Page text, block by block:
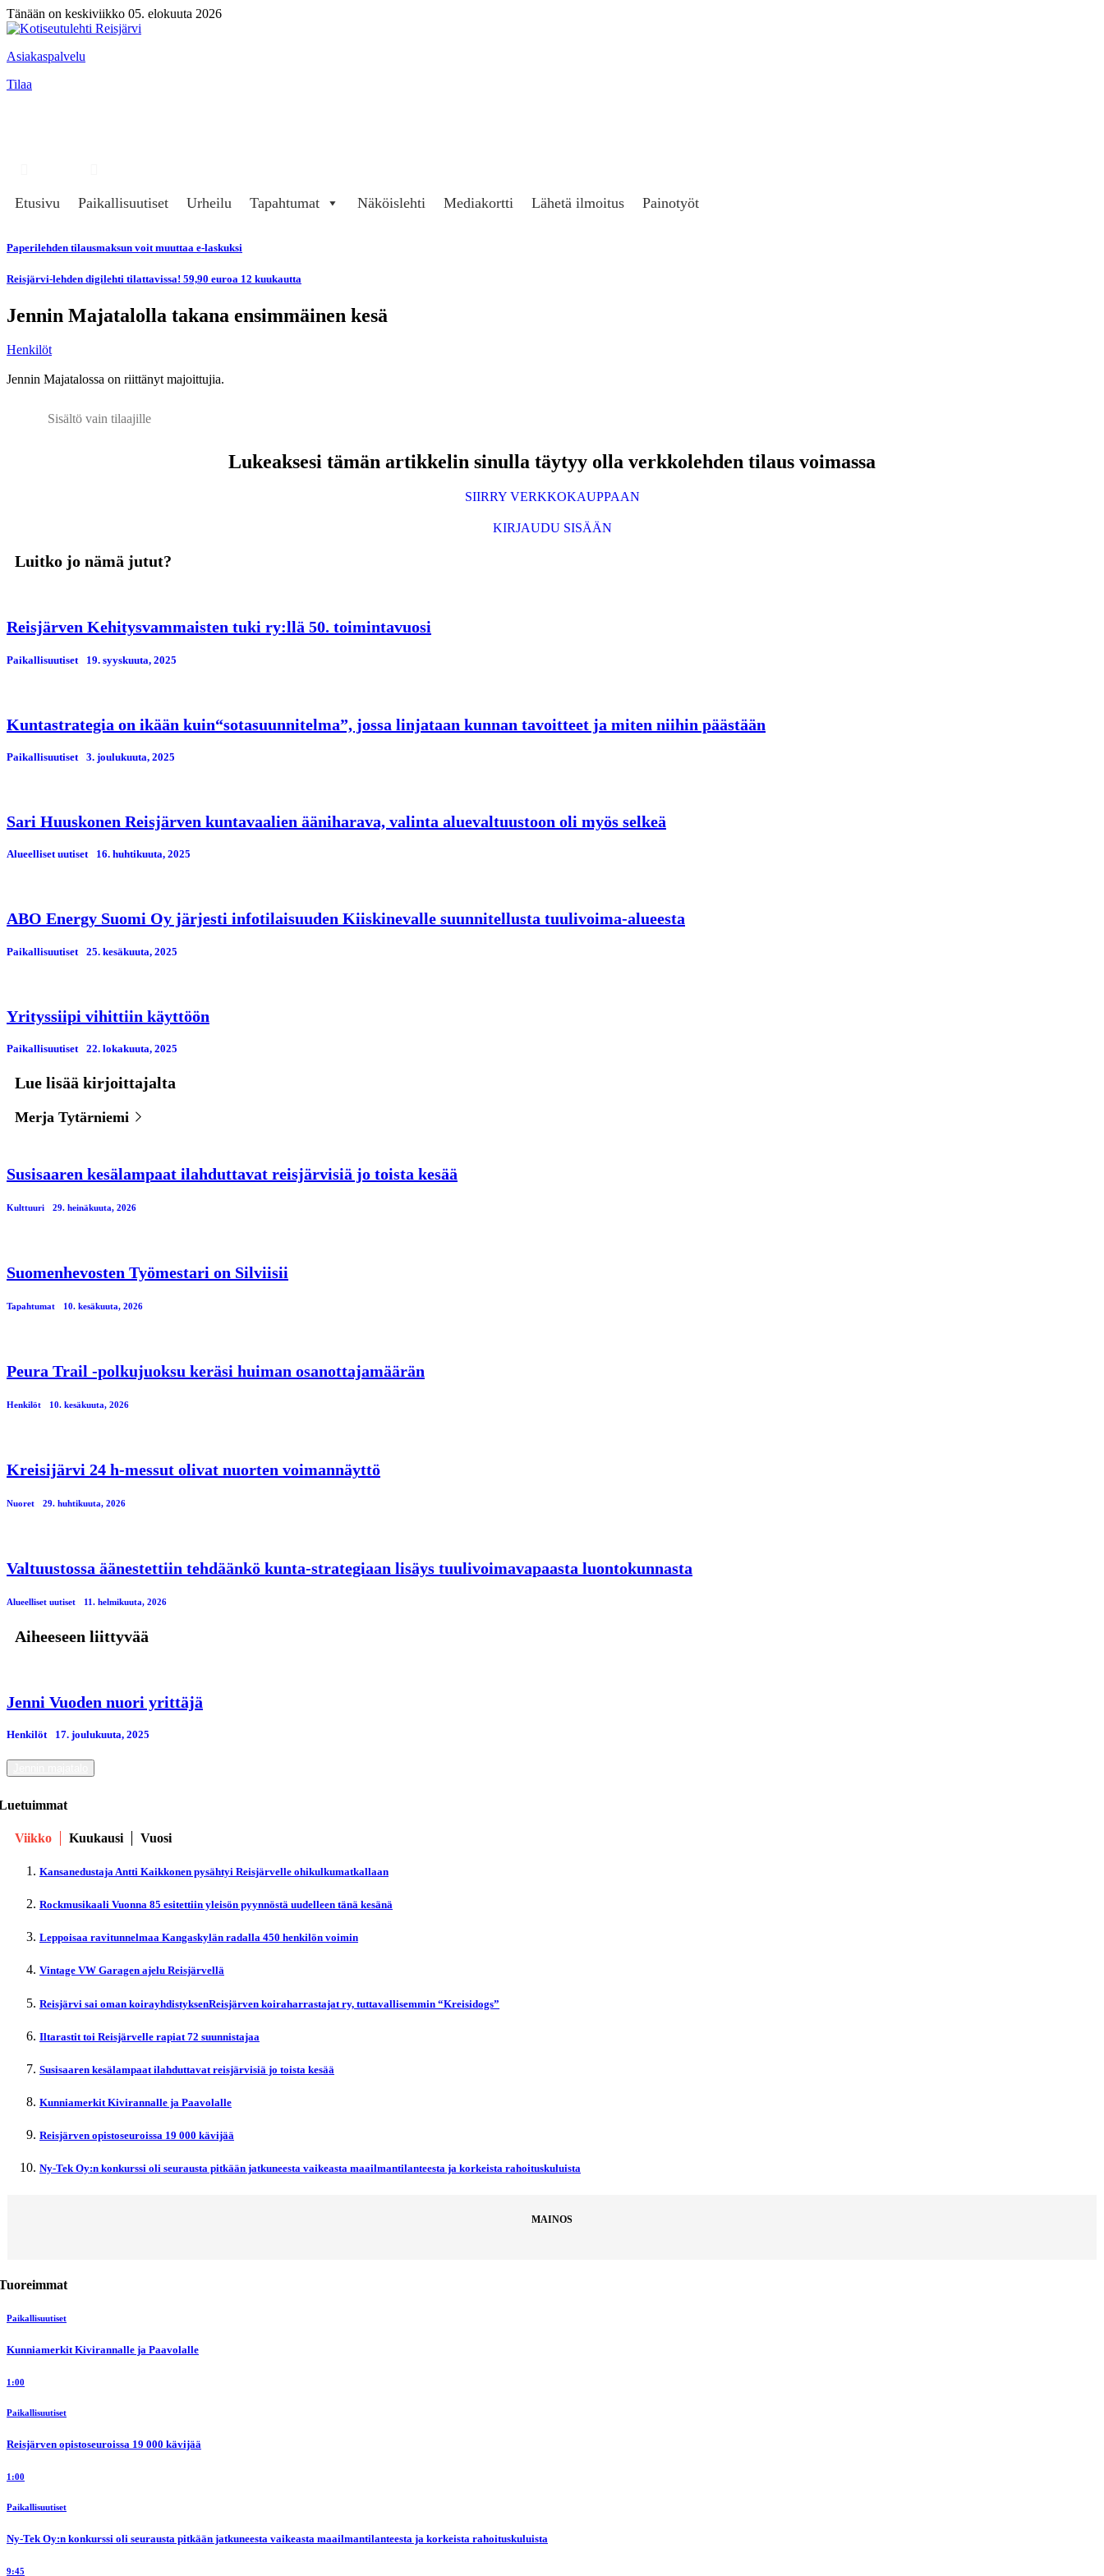
Tänään on keskiviikko 05. elokuuta 2026
Asiakaspalvelu
Tilaa
Etusivu
Paikallisuutiset Urheilu Tapahtumat Näköislehti Mediakortti Lähetä ilmoitus Painotyöt
Paperilehden tilausmaksun voit muuttaa e-laskuksi
Reisjärvi-lehden digilehti tilattavissa! 59,90 euroa 12 kuukautta
Jennin Majatalolla takana ensimmäinen kesä
Henkilöt
Jennin Majatalossa on riittänyt majoittujia.
Sisältö vain tilaajille
Lukeaksesi tämän artikkelin sinulla täytyy olla verkkolehden tilaus voimassa
SIIRRY VERKKOKAUPPAAN
KIRJAUDU SISÄÄN
Luitko jo nämä jutut?
Reisjärven Kehitysvammaisten tuki ry:llä 50. toimintavuosi
Paikallisuutiset 19. syyskuuta, 2025
Kuntastrategia on ikään kuin“sotasuunnitelma”, jossa linjataan kunnan tavoitteet ja miten niihin päästään
Paikallisuutiset 3. јoulukuuta, 2025
Sari Huuskonen Reisjärven kuntavaalien ääniharava, valinta aluevaltuustoon oli myös selkeä
Alueelliset uutiset 16. huhtikuuta, 2025
ABO Energy Suomi Oy järjesti infotilaisuuden Kiiskinevalle suunnitellusta tuulivoima-alueesta
Paikallisuutiset 25. kesäkuuta, 2025
Yrityssiipi vihittiin käyttöön
Paikallisuutiset 22. lokakuuta, 2025
Lue lisää kirjoittajalta
Merja Tytärniemi
Susisaaren kesälampaat ilahduttavat reisjärvisiä jo toista kesää
Kulttuuri 29. heinäkuuta, 2026
Suomenhevosten Työmestari on Silviisii
Tapahtumat 10. kesäkuuta, 2026
Peura Trail -polkujuoksu keräsi huiman osanottajamäärän
Henkilöt 10. kesäkuuta, 2026
Kreisijärvi 24 h-messut olivat nuorten voimannäyttö
Nuoret 29. huhtikuuta, 2026
Valtuustossa äänestettiin tehdäänkö kunta-strategiaan lisäys tuulivoimavapaasta luontokunnasta
Alueelliset uutiset 11. helmikuuta, 2026
Aiheeseen liittyvää
Jenni Vuoden nuori yrittäjä
Henkilöt 17. јoulukuuta, 2025
Viikko Kuukausi Vuosi
Kansanedustaja Antti Kaikkonen pysähtyi Reisjärvelle ohikulkumatkallaan
Rockmusikaali Vuonna 85 esitettiin yleisön pyynnöstä uudelleen tänä kesänä
Leppoisaa ravitunnelmaa Kangaskylän radalla 450 henkilön voimin
Vintage VW Garagen ajelu Reisjärvellä
Reisjärvi sai oman koirayhdistyksenReisjärven koiraharrastajat ry, tuttavallisemmin “Kreisidogs”
Iltarastit toi Reisjärvelle rapiat 72 suunnistajaa
Susisaaren kesälampaat ilahduttavat reisjärvisiä jo toista kesää
Kunniamerkit Kivirannalle ja Paavolalle
Reisjärven opistoseuroissa 19 000 kävijää
Ny-Tek Oy:n konkurssi oli seurausta pitkään jatkuneesta vaikeasta maailmantilanteesta ja korkeista rahoituskuluista
MAINOS
Paikallisuutiset
Kunniamerkit Kivirannalle ja Paavolalle
1:00
Paikallisuutiset
Reisjärven opistoseuroissa 19 000 kävijää
1:00
Paikallisuutiset
Ny-Tek Oy:n konkurssi oli seurausta pitkään jatkuneesta vaikeasta maailmantilanteesta ja korkeista rahoituskuluista
9:45